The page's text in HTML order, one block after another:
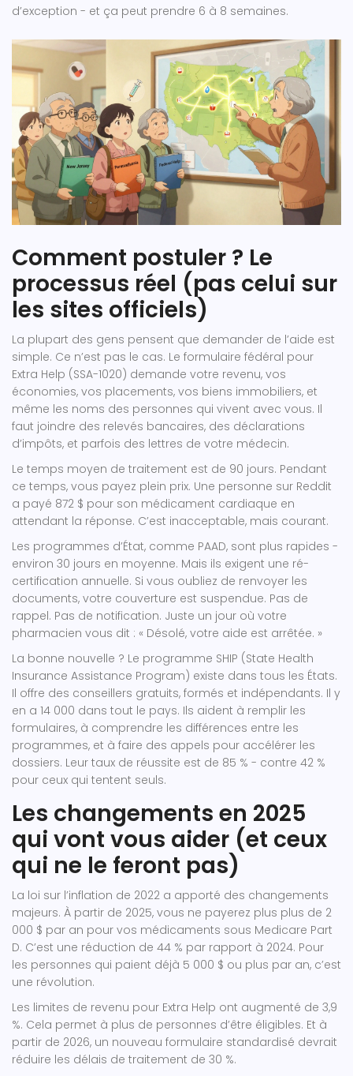
d’exception - et ça peut prendre 6 à 8 semaines.
Comment postuler ? Le
processus réel (pas celui sur
les sites officiels)
La plupart des gens pensent que demander de l’aide est
simple. Ce n’est pas le cas. Le formulaire fédéral pour
Extra Help (SSA-1020) demande votre revenu, vos
économies, vos placements, vos biens immobiliers, et
même les noms des personnes qui vivent avec vous. Il
faut joindre des relevés bancaires, des déclarations
d’impôts, et parfois des lettres de votre médecin.
Le temps moyen de traitement est de 90 jours. Pendant
ce temps, vous payez plein prix. Une personne sur Reddit
a payé 872 $ pour son médicament cardiaque en
attendant la réponse. C’est inacceptable, mais courant.
Les programmes d’État, comme PAAD, sont plus rapides -
environ 30 jours en moyenne. Mais ils exigent une ré-
certification annuelle. Si vous oubliez de renvoyer les
documents, votre couverture est suspendue. Pas de
rappel. Pas de notification. Juste un jour où votre
pharmacien vous dit : « Désolé, votre aide est arrêtée. »
La bonne nouvelle ? Le programme SHIP (State Health
Insurance Assistance Program) existe dans tous les États.
Il offre des conseillers gratuits, formés et indépendants. Il y
en a 14 000 dans tout le pays. Ils aident à remplir les
formulaires, à comprendre les différences entre les
programmes, et à faire des appels pour accélérer les
dossiers. Leur taux de réussite est de 85 % - contre 42 %
pour ceux qui tentent seuls.
Les changements en 2025
qui vont vous aider (et ceux
qui ne le feront pas)
La loi sur l’inflation de 2022 a apporté des changements
majeurs. À partir de 2025, vous ne payerez plus plus de 2
000 $ par an pour vos médicaments sous Medicare Part
D. C’est une réduction de 44 % par rapport à 2024. Pour
les personnes qui paient déjà 5 000 $ ou plus par an, c’est
une révolution.
Les limites de revenu pour Extra Help ont augmenté de 3,9
%. Cela permet à plus de personnes d’être éligibles. Et à
partir de 2026, un nouveau formulaire standardisé devrait
réduire les délais de traitement de 30 %.